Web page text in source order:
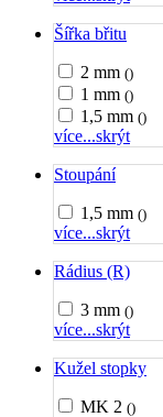
Šířka břitu
2 mm ()
1 mm ()
1,5 mm ()
více...skrýt
Stoupání
1,5 mm ()
více...skrýt
Rádius (R)
3 mm ()
více...skrýt
Kužel stopky
MK 2 ()